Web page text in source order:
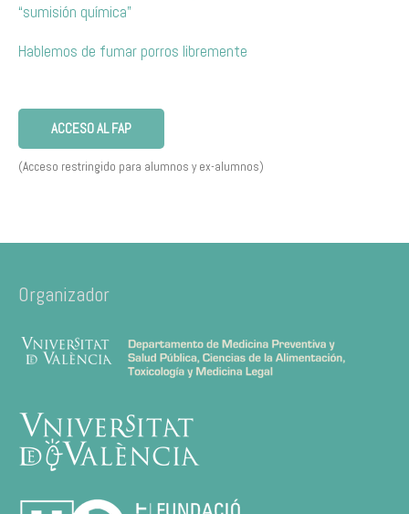
“sumisión química”
Hablemos de fumar porros libremente
ACCESO AL FAP
(Acceso restringido para alumnos y ex-alumnos)
Organizador